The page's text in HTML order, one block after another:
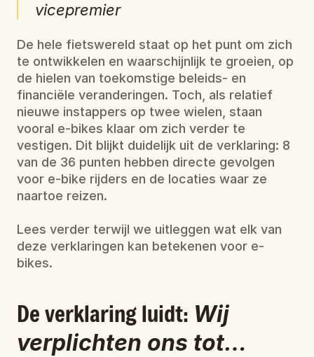
vicepremier
De hele fietswereld staat op het punt om zich
te ontwikkelen en waarschijnlijk te groeien, op
de hielen van toekomstige beleids- en
financiële veranderingen. Toch, als relatief
nieuwe instappers op twee wielen, staan
vooral e-bikes klaar om zich verder te
vestigen. Dit blijkt duidelijk uit de verklaring: 8
van de 36 punten hebben directe gevolgen
voor e-bike rijders en de locaties waar ze
naartoe reizen.
Lees verder terwijl we uitleggen wat elk van
deze verklaringen kan betekenen voor e-
bikes.
De verklaring luidt: Wij
verplichten ons tot…